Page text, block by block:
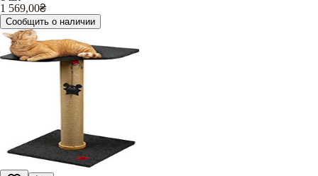
1 569,00₴
Сообщить о наличии